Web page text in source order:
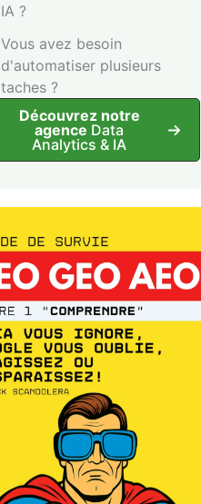
IA ?
Vous avez besoin
d'automatiser plusieurs
taches ?
Découvrez notre
agence Data
Analytics & IA